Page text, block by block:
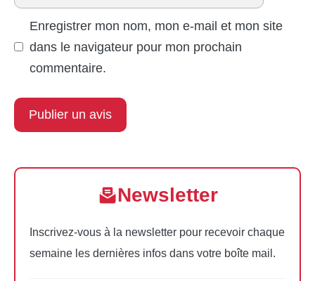
mail
Enregistrer mon nom, mon e-mail et mon site
dans le navigateur pour mon prochain
commentaire.
Newsletter
Inscrivez-vous à la newsletter pour recevoir chaque
semaine les dernières infos dans votre boîte mail.